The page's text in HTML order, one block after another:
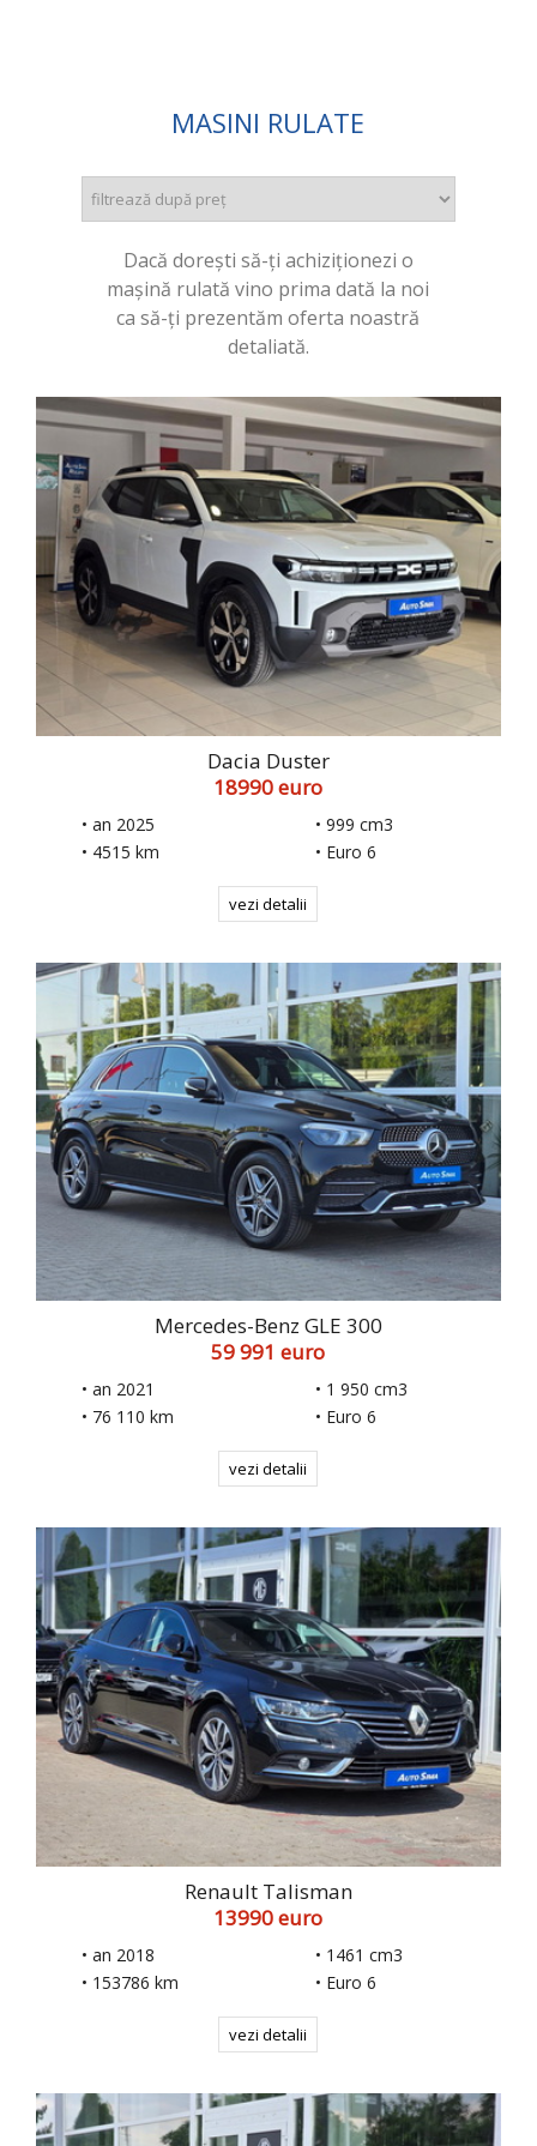
MASINI RULATE
Dacă dorești să-ți achiziționezi o
mașină rulată vino prima dată la noi
ca să-ți prezentăm oferta noastră
detaliată.
Dacia Duster
18990 euro
• an 2025
• 4515 km
• 999 cm3
• Euro 6
vezi detalii
Mercedes-Benz GLE 300
59 991 euro
• an 2021
• 76 110 km
• 1 950 cm3
• Euro 6
vezi detalii
Renault Talisman
13990 euro
• an 2018
• 153786 km
• 1461 cm3
• Euro 6
vezi detalii